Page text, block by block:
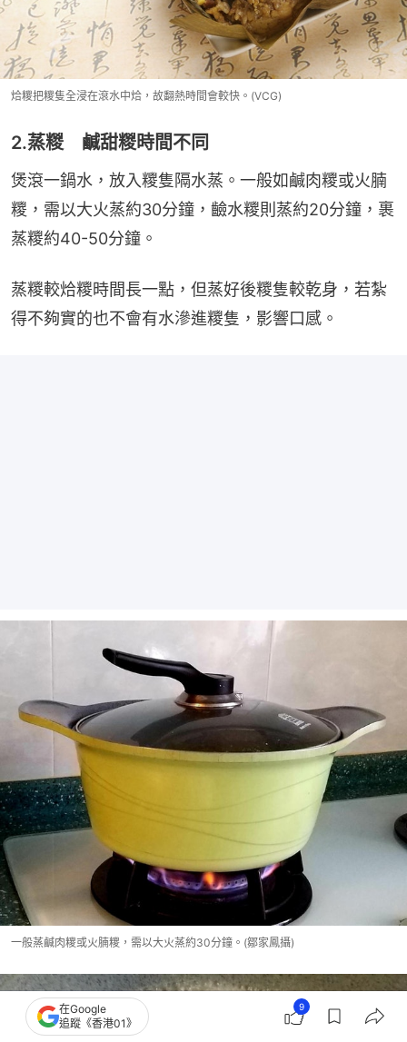
烚糭把糭隻全浸在滾水中烚，故翻熱時間會較快。(VCG)
2.蒸糉 鹹甜糉時間不同
煲滾一鍋水，放入糭隻隔水蒸。一般如鹹肉糭或火腩
糭，需以大火蒸約30分鐘，䶨水糭則蒸約20分鐘，裹
蒸糭約40-50分鐘。
蒸糭較烚糭時間長一點，但蒸好後糭隻較乾身，若紮
得不夠實的也不會有水滲進糭隻，影響口感。
一般蒸鹹肉糭或火腩糭，需以大火蒸約30分鐘。(鄒家鳳攝)
在Google
追蹤《香港01》
9